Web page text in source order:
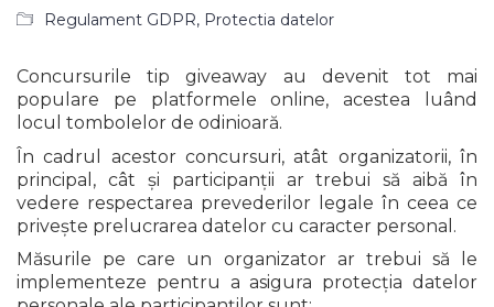
Regulament GDPR, Protectia datelor
Concursurile tip giveaway au devenit tot mai
populare pe platformele online, acestea luând
locul tombolelor de odinioară.
În cadrul acestor concursuri, atât organizatorii, în
principal, cât și participanții ar trebui să aibă în
vedere respectarea prevederilor legale în ceea ce
privește prelucrarea datelor cu caracter personal.
Măsurile pe care un organizator ar trebui să le
implementeze pentru a asigura protecția datelor